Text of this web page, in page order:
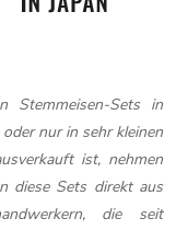
Stemmeisen-Sets in
nur in sehr kleinen
ist, nehmen
diese Sets direkt aus
die seit